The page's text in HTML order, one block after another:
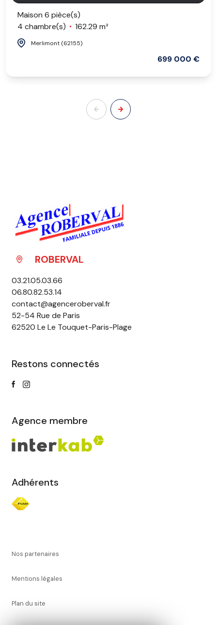
Maison 6 pièce(s)
4 chambre(s)
162.29 m²
Merlimont (62155)
699 000 €
ROBERVAL
03.21.05.03.66
06.80.82.53.14
contact@agenceroberval.fr
52-54 Rue de Paris
62520 Le Le Touquet-Paris-Plage
Restons connectés
Agence membre
Adhérents
Nos partenaires
Mentions légales
Plan du site